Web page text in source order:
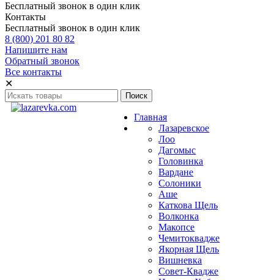
Бесплатный звонок в один клик
Контакты
Бесплатный звонок в один клик
8 (800) 201 80 82
Напишите нам
Обратный звонок
Все контакты
✕
Главная
Лазаревское
Лоо
Дагомыс
Головинка
Вардане
Солоники
Аше
Каткова Щель
Волконка
Макопсе
Чемитоквадже
Якорная Щель
Вишневка
Совет-Квадже